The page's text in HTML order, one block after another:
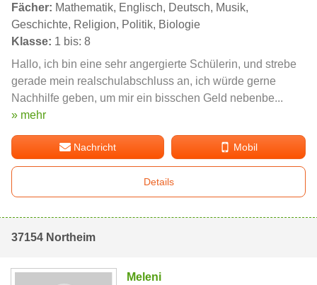
Fächer: Mathematik, Englisch, Deutsch, Musik,
Geschichte, Religion, Politik, Biologie
Klasse: 1 bis: 8
Hallo, ich bin eine sehr angergierte Schülerin, und strebe
gerade mein realschulabschluss an, ich würde gerne
Nachhilfe geben, um mir ein bisschen Geld nebenbe...
» mehr
Nachricht Mobil
Details
37154 Northeim
Meleni